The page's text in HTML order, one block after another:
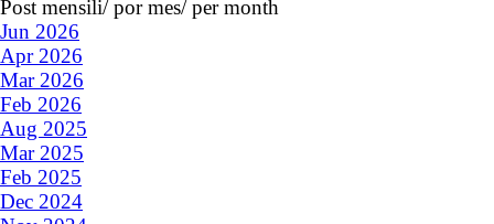
Post mensili/ por mes/ per month
Jun 2026
Apr 2026
Mar 2026
Feb 2026
Aug 2025
Mar 2025
Feb 2025
Dec 2024